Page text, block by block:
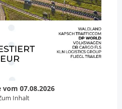
vom 07.08.2026
Inhalt